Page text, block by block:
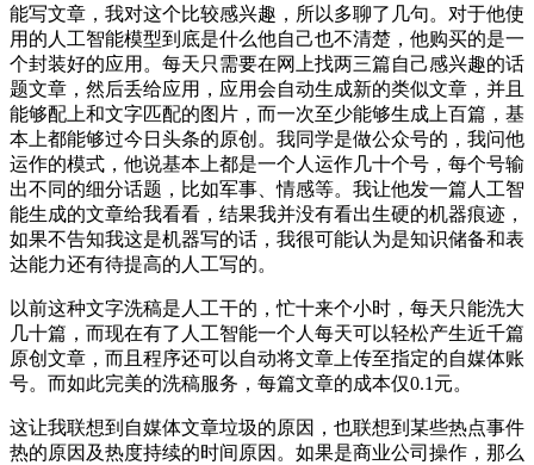
能写文章，我对这个比较感兴趣，所以多聊了几句。对于他使
用的人工智能模型到底是什么他自己也不清楚，他购买的是一
个封装好的应用。每天只需要在网上找两三篇自己感兴趣的话
题文章，然后丢给应用，应用会自动生成新的类似文章，并且
能够配上和文字匹配的图片，而一次至少能够生成上百篇，基
本上都能够过今日头条的原创。我同学是做公众号的，我问他
运作的模式，他说基本上都是一个人运作几十个号，每个号输
出不同的细分话题，比如军事、情感等。我让他发一篇人工智
能生成的文章给我看看，结果我并没有看出生硬的机器痕迹，
如果不告知我这是机器写的话，我很可能认为是知识储备和表
达能力还有待提高的人工写的。
以前这种文字洗稿是人工干的，忙十来个小时，每天只能洗大
几十篇，而现在有了人工智能一个人每天可以轻松产生近千篇
原创文章，而且程序还可以自动将文章上传至指定的自媒体账
号。而如此完美的洗稿服务，每篇文章的成本仅0.1元。
这让我联想到自媒体文章垃圾的原因，也联想到某些热点事件
热的原因及热度持续的时间原因。如果是商业公司操作，那么